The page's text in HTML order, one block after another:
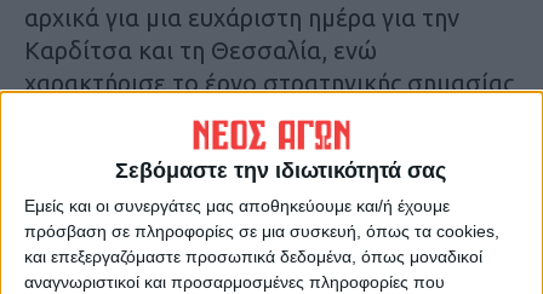
Σεβόμαστε την ιδιωτικότητά σας
Εμείς και οι συνεργάτες μας αποθηκεύουμε και/ή έχουμε
πρόσβαση σε πληροφορίες σε μια συσκευή, όπως τα cookies,
και επεξεργαζόμαστε προσωπικά δεδομένα, όπως μοναδικοί
αναγνωριστικοί και προσαρμοσμένες πληροφορίες που
αρχικά για μια ευχάριστη ημέρα για την
Καρδίτσα και τη Θεσσαλία, ενώ
χαρακτήρισε το έργο στρατηγικής σημασίας
για την περιοχή το οποίο έρχεται μετά από
μια μακροχρόνια και επίπονη προσπάθεια.
Σύμφωνα με τον κ. Τσιάρα, τα δύο μεγάλα
έργα, του ΤΟΕΒ Ταυρωπού αλλά και το έργο
στα Υπέρεια – Ορφανά, θα αρδεύονται